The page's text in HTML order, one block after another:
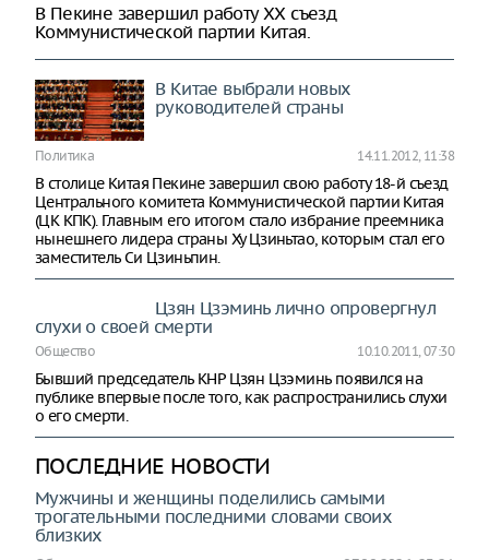
В Пекине завершил работу XX съезд
Коммунистической партии Китая.
В Китае выбрали новых
руководителей страны
Политика 14.11.2012, 11:38
В столице Китая Пекине завершил свою работу 18-й съезд
Центрального комитета Коммунистической партии Китая
(ЦК КПК). Главным его итогом стало избрание преемника
нынешнего лидера страны Ху Цзиньтао, которым стал его
заместитель Си Цзиньпин.
Цзян Цзэминь лично опровергнул
слухи о своей смерти
Общество 10.10.2011, 07:30
Бывший председатель КНР Цзян Цзэминь появился на
публике впервые после того, как распространились слухи
о его смерти.
ПОСЛЕДНИЕ НОВОСТИ
Мужчины и женщины поделились самыми
трогательными последними словами своих
близких